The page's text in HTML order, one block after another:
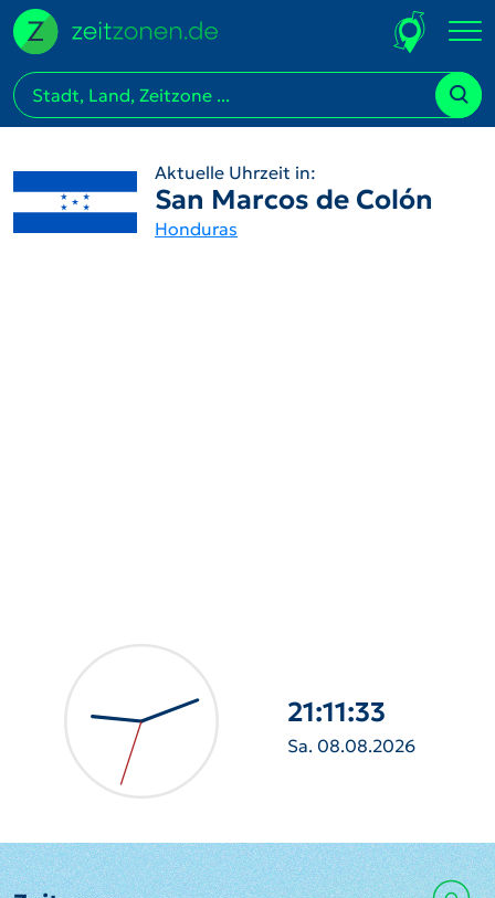
Aktuelle Uhrzeit in:
San Marcos de Colón
Honduras
21:11:34
Sa. 08.08.2026